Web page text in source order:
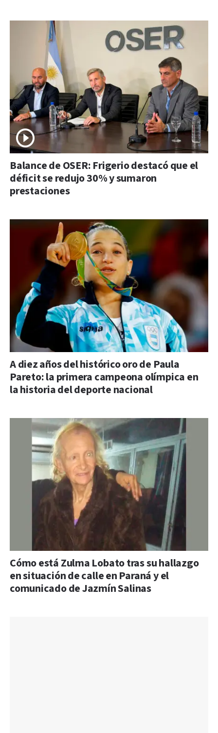
Balance de OSER: Frigerio destacó que el
déficit se redujo 30% y sumaron
prestaciones
A diez años del histórico oro de Paula
Pareto: la primera campeona olímpica en
la historia del deporte nacional
Cómo está Zulma Lobato tras su hallazgo
en situación de calle en Paraná y el
comunicado de Jazmín Salinas